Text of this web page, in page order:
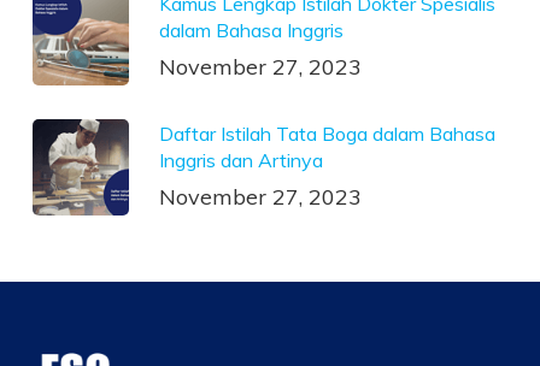
dalam Bahasa Inggris
November 27, 2023
Daftar Istilah Tata Boga dalam Bahasa
Inggris dan Artinya
November 27, 2023